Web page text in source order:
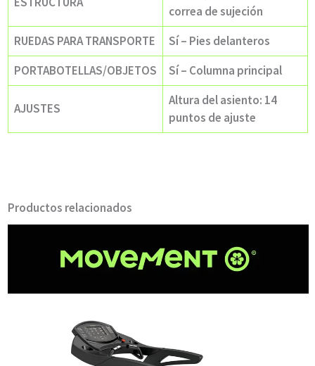
correa de sujeción
RUEDAS PARA TRANSPORTE
Sí – Pies delanteros
PORTABOTELLAS/OBJETOS
Sí – Columna principal
AJUSTES
Altura del asiento: 14
puntos de ajuste
Productos relacionados